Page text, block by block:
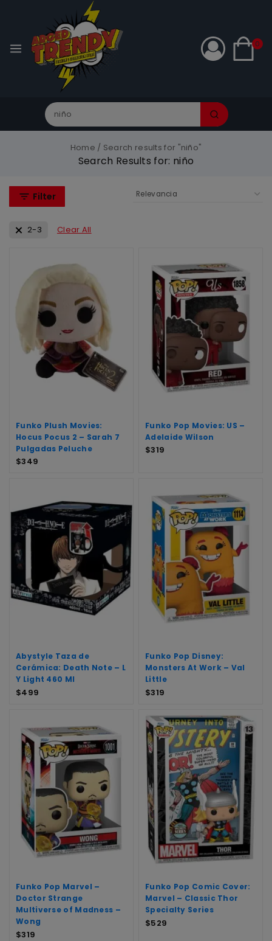
0
Home / Search results for "niño"
Search Results for: niño
Filter
2-3 Clear All
Funko Plush Movies:
Hocus Pocus 2 – Sarah 7
Pulgadas Peluche
$349
Funko Pop Movies: US –
Adelaide Wilson
$319
Abystyle Taza de
Cerámica: Death Note – L
Y Light 460 Ml
$499
Funko Pop Disney:
Monsters At Work – Val
Little
$319
Funko Pop Marvel –
Doctor Strange
Multiverse of Madness –
Wong
$319
Funko Pop Comic Cover:
Marvel – Classic Thor
Specialty Series
$529